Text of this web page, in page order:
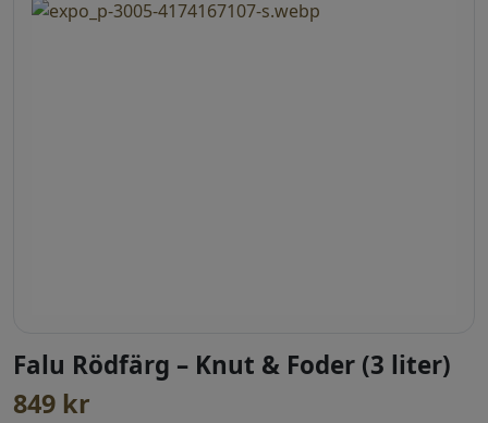
Falu Rödfärg – Knut & Foder (3 liter)
849 kr